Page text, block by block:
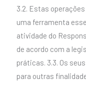
3.2. Estas
uma ferramenta
atividade do
de acordo com a
práticas. 3.3. Os
para outras